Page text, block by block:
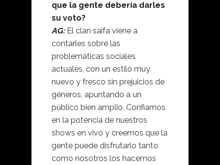
que la gente debería darles
su voto?
AG:El clan saifa viene a
contarles sobre las
problemáticas sociales
actuales, con un estilo muy
nuevo y fresco sin prejuicios de
géneros, apuntando a un
público bien amplio. Confiamos
en la potencia de nuestros
shows en vivo y creemos que la
gente puede disfrutarlo tanto
como nosotros los hacemos